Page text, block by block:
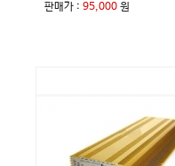
판매가 :95,000 원